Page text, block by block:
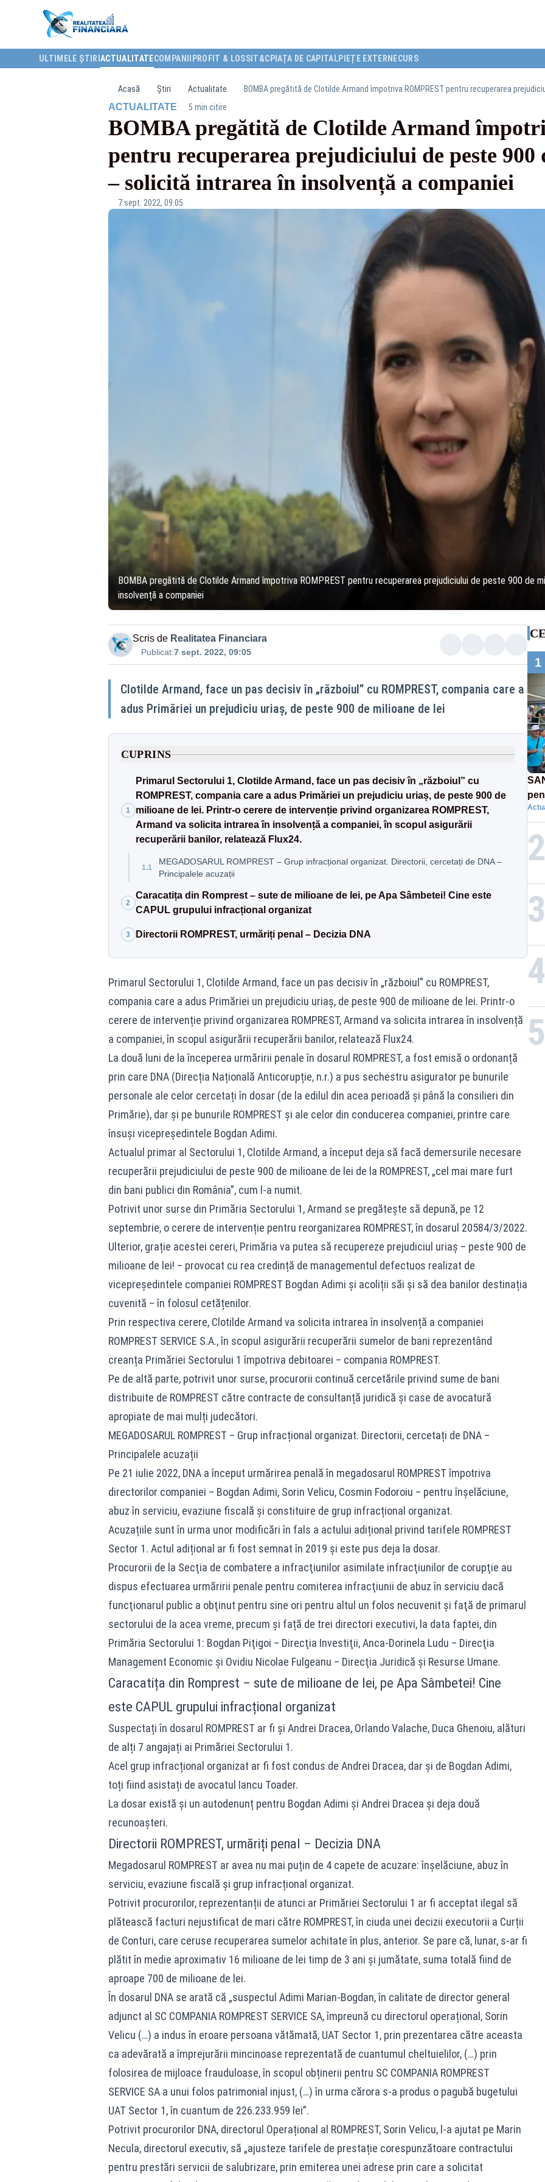
ULTIMELE ȘTIRI ACTUALITATECOMPANII PROFIT & LOSS IT&C PIAȚA DE CAPITALPIEȚE EXTERNECURS
Acasă Știri Actualitate
ACTUALITATE· 5 min citire
BOMBA pregătită de Clotilde Armand
pentru recuperarea prejudiciului de peste 900
– solicită intrarea în insolvență a companiei
7 sept. 2022, 09:05
BOMBA pregătită de Clotilde Armand împotriva ROMPREST pentru recuperarea prejudiciului de peste 900 de
insolvență a companiei
Scris de Realitatea Financiara
Publicat:7 sept. 2022, 09:05
Clotilde Armand, face un pas decisiv în „războiul” cu ROMPREST, compania care a
adus Primăriei un prejudiciu uriaș, de peste 900 de milioane de lei
CUPRINS
1
Primarul Sectorului 1, Clotilde Armand, face un pas decisiv în „războiul” cu
ROMPREST, compania care a adus Primăriei un prejudiciu uriaș, de peste 900 de
milioane de lei. Printr-o cerere de intervenție privind organizarea ROMPREST,
Armand va solicita intrarea în insolvență a companiei, în scopul asigurării
recuperării banilor, relatează Flux24.
1.1
MEGADOSARUL ROMPREST – Grup infracțional organizat. Directorii, cercetați de DNA –
Principalele acuzații
2
Caracatița din Romprest – sute de milioane de lei, pe Apa Sâmbetei! Cine este
CAPUL grupului infracțional organizat
3 Directorii ROMPREST, urmăriți penal – Decizia DNA
Primarul Sectorului 1, Clotilde Armand, face un pas decisiv în „războiul” cu ROMPREST,
compania care a adus Primăriei un prejudiciu uriaș, de peste 900 de milioane de lei. Printr-o
cerere de intervenție privind organizarea ROMPREST, Armand va solicita intrarea în insolvență
a companiei, în scopul asigurării recuperării banilor, relatează Flux24.
La două luni de la începerea urmăririi penale în dosarul ROMPREST, a fost emisă o ordonanță
prin care DNA (Direcția Națională Anticorupție, n.r.) a pus sechestru asigurator pe bunurile
personale ale celor cercetați în dosar (de la edilul din acea perioadă și până la consilieri din
Primărie), dar și pe bunurile ROMPREST și ale celor din conducerea companiei, printre care
însuși vicepreședintele Bogdan Adimi.
Actualul primar al Sectorului 1, Clotilde Armand, a început deja să facă demersurile necesare
recuperării prejudiciului de peste 900 de milioane de lei de la ROMPREST, „cel mai mare furt
din bani publici din România”, cum l-a numit.
Potrivit unor surse din Primăria Sectorului 1, Armand se pregătește să depună, pe 12
septembrie, o cerere de intervenție pentru reorganizarea ROMPREST, în dosarul 20584/3/2022.
Ulterior, grație acestei cereri, Primăria va putea să recupereze prejudiciul uriaș – peste 900 de
milioane de lei! – provocat cu rea credință de managementul defectuos realizat de
vicepreședintele companiei ROMPREST Bogdan Adimi și acoliții săi și să dea banilor destinația
cuvenită – în folosul cetățenilor.
Prin respectiva cerere, Clotilde Armand va solicita intrarea în insolvență a companiei
ROMPREST SERVICE S.A., în scopul asigurării recuperării sumelor de bani reprezentând
creanța Primăriei Sectorului 1 împotriva debitoarei – compania ROMPREST.
Pe de altă parte, potrivit unor surse, procurorii continuă cercetările privind sume de bani
distribuite de ROMPREST către contracte de consultanță juridică și case de avocatură
apropiate de mai mulți judecători.
MEGADOSARUL ROMPREST – Grup infracțional organizat. Directorii, cercetați de DNA –
Principalele acuzații
Pe 21 iulie 2022, DNA a început urmărirea penală în megadosarul ROMPREST împotriva
directorilor companiei – Bogdan Adimi, Sorin Velicu, Cosmin Fodoroiu – pentru înșelăciune,
abuz în serviciu, evaziune fiscală și constituire de grup infracțional organizat.
Acuzațiile sunt în urma unor modificări în fals a actului adițional privind tarifele ROMPREST
Sector 1. Actul adițional ar fi fost semnat în 2019 și este pus deja la dosar.
Procurorii de la Secţia de combatere a infracţiunilor asimilate infracţiunilor de corupţie au
dispus efectuarea urmăririi penale pentru comiterea infracţiunii de abuz în serviciu dacă
funcţionarul public a obţinut pentru sine ori pentru altul un folos necuvenit și faţă de primarul
sectorului de la acea vreme, precum și față de trei directori executivi, la data faptei, din
Primăria Sectorului 1: Bogdan Piţigoi – Direcţia Investiţii, Anca-Dorinela Ludu – Direcţia
Management Economic şi Ovidiu Nicolae Fulgeanu – Direcţia Juridică şi Resurse Umane.
Caracatița din Romprest – sute de milioane de lei, pe Apa Sâmbetei! Cine
este CAPUL grupului infracțional organizat
Suspectați în dosarul ROMPREST ar fi și Andrei Dracea, Orlando Valache, Duca Ghenoiu, alături
de alți 7 angajați ai Primăriei Sectorului 1.
Acel grup infracțional organizat ar fi fost condus de Andrei Dracea, dar și de Bogdan Adimi,
toți fiind asistați de avocatul Iancu Toader.
La dosar există și un autodenunț pentru Bogdan Adimi și Andrei Dracea și deja două
recunoașteri.
Directorii ROMPREST, urmăriți penal – Decizia DNA
Megadosarul ROMPREST ar avea nu mai puțin de 4 capete de acuzare: înșelăciune, abuz în
serviciu, evaziune fiscală și grup infracțional organizat.
Potrivit procurorilor, reprezentanții de atunci ar Primăriei Sectorului 1 ar fi acceptat ilegal să
plătească facturi nejustificat de mari către ROMPREST, în ciuda unei decizii executorii a Curții
de Conturi, care ceruse recuperarea sumelor achitate în plus, anterior. Se pare că, lunar, s-ar fi
plătit în medie aproximativ 16 milioane de lei timp de 3 ani și jumătate, suma totală fiind de
aproape 700 de milioane de lei.
În dosarul DNA se arată că „suspectul Adimi Marian-Bogdan, în calitate de director general
adjunct al SC COMPANIA ROMPREST SERVICE SA, împreună cu directorul operațional, Sorin
Velicu (…) a indus în eroare persoana vătămată, UAT Sector 1, prin prezentarea către aceasta
ca adevărată a împrejurării mincinoase reprezentată de cuantumul cheltuielilor, (…) prin
folosirea de mijloace frauduloase, în scopul obținerii pentru SC COMPANIA ROMPREST
SERVICE SA a unui folos patrimonial injust, (…) în urma cărora s-a produs o pagubă bugetului
UAT Sector 1, în cuantum de 226.233.959 lei”.
Potrivit procurorilor DNA, directorul Operațional al ROMPREST, Sorin Velicu, l-a ajutat pe Marin
Necula, directorul executiv, să „ajusteze tarifele de prestație corespunzătoare contractului
pentru prestări servicii de salubrizare, prin emiterea unei adrese prin care a solicitat
1
2
3
4
5